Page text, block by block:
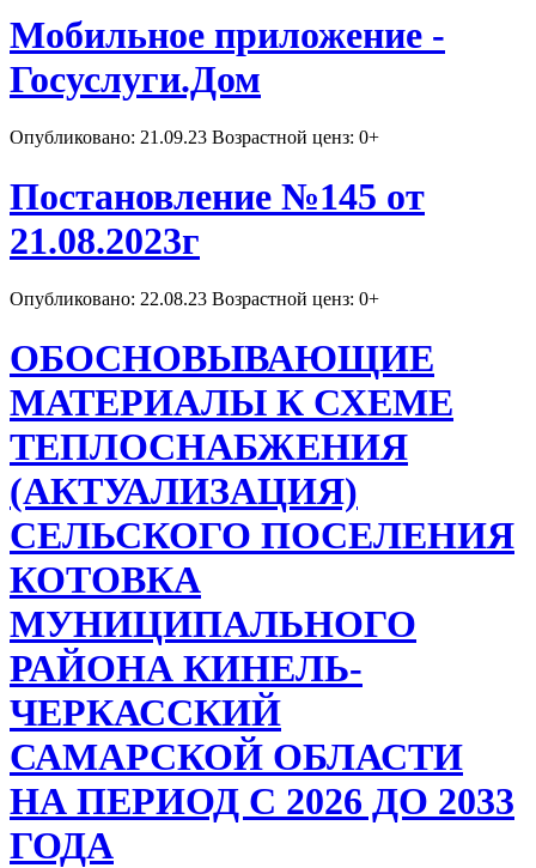
Мобильное приложение -
Госуслуги.Дом
Опубликовано: 21.09.23 Возрастной ценз: 0+
Постановление №145 от
21.08.2023г
Опубликовано: 22.08.23 Возрастной ценз: 0+
ОБОСНОВЫВАЮЩИЕ
МАТЕРИАЛЫ К СХЕМЕ
ТЕПЛОСНАБЖЕНИЯ
(АКТУАЛИЗАЦИЯ)
СЕЛЬСКОГО ПОСЕЛЕНИЯ
КОТОВКА
МУНИЦИПАЛЬНОГО
РАЙОНА КИНЕЛЬ-
ЧЕРКАССКИЙ
САМАРСКОЙ ОБЛАСТИ
НА ПЕРИОД С 2026 ДО 2033
ГОДА